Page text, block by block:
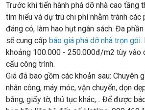
Trước khi tiến hành phá dỡ nhà cao tầng
tìm hiểu và dự trù chi phí nhằm tránh các
đáng có, làm hao hụt ngân sách. Đa
sẽ cung cấp báo giá phá dỡ nhà trọn gói.
khoảng 100.000 - 250.000đ/m2 tùy vào
cấu công trình.
Giá đã bao gồm các khoản sau: Chuyên
nhân công, máy móc, vận chuyển, dọn
bằng, giấy tờ, thủ tục khác,... Để được